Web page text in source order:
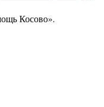
Косово».